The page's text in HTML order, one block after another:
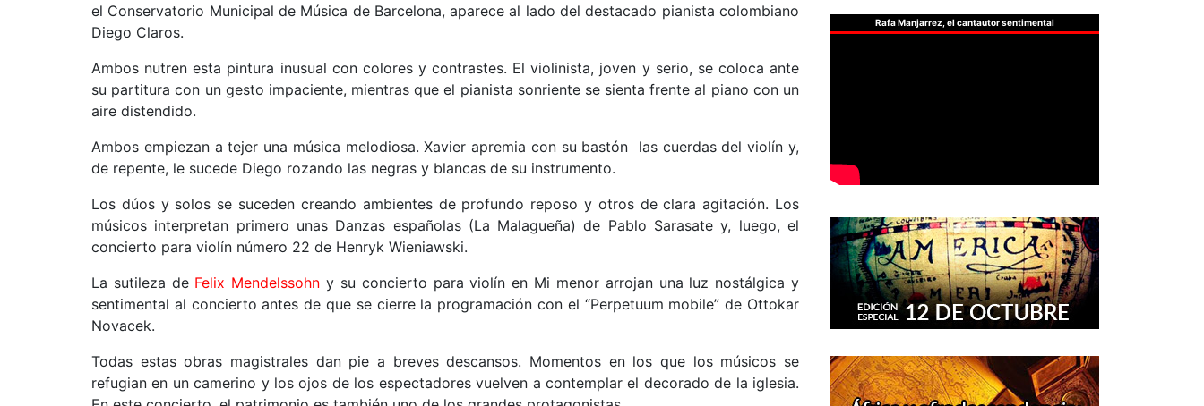
el Conservatorio Municipal de Música de Barcelona, aparece al lado del destacado pianista colombiano
Diego Claros.
Ambos nutren esta pintura inusual con colores y contrastes. El violinista, joven y serio, se coloca ante
su partitura con un gesto impaciente, mientras que el pianista sonriente se sienta frente al piano con un
aire distendido.
Ambos empiezan a tejer una música melodiosa. Xavier apremia con su bastón las cuerdas del violín y,
de repente, le sucede Diego rozando las negras y blancas de su instrumento.
Los dúos y solos se suceden creando ambientes de profundo reposo y otros de clara agitación. Los
músicos interpretan primero unas Danzas españolas (La Malagueña) de Pablo Sarasate y, luego, el
concierto para violín número 22 de Henryk Wieniawski.
La sutileza de Felix Mendelssohn y su concierto para violín en Mi menor arrojan una luz nostálgica y
sentimental al concierto antes de que se cierre la programación con el “Perpetuum mobile” de Ottokar
Novacek.
Todas estas obras magistrales dan pie a breves descansos. Momentos en los que los músicos se
refugian en un camerino y los ojos de los espectadores vuelven a contemplar el decorado de la iglesia.
Rafa Manjarrez, el cantautor sentimental